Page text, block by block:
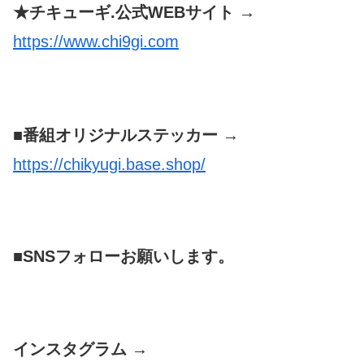
★チキューギ.公式WEBサイト →
https://www.chi9gi.com
■番組オリジナルステッカー →
https://chikyugi.base.shop/
■SNSフォローお願いします。
インスタグラム →